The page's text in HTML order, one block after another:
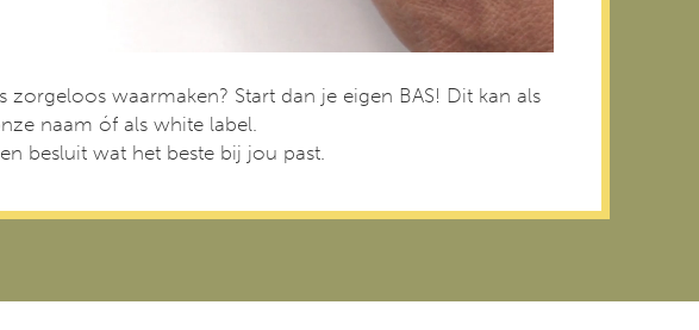
waarmaken? Start dan je eigen BAS! Dit kan als
naam óf als white label.
besluit wat het beste bij jou past.